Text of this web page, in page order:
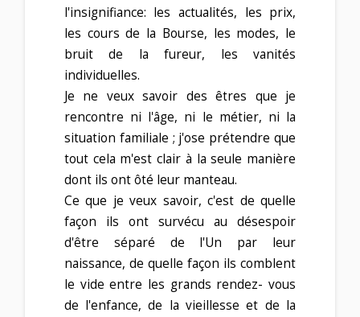
l'insignifiance: les actualités, les prix,
les cours de la Bourse, les modes, le
bruit de la fureur, les vanités
individuelles.
Je ne veux savoir des êtres que je
rencontre ni l'âge, ni le métier, ni la
situation familiale ; j'ose prétendre que
tout cela m'est clair à la seule manière
dont ils ont ôté leur manteau.
Ce que je veux savoir, c'est de quelle
façon ils ont survécu au désespoir
d'être séparé de l'Un par leur
naissance, de quelle façon ils comblent
le vide entre les grands rendez- vous
de l'enfance, de la vieillesse et de la